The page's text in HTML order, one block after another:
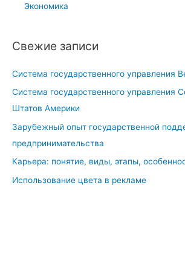
Экономика
Свежие записи
Система государственного управления
Система государственного управления
Штатов Америки
Зарубежный опыт государственной
предпринимательства
Карьера: понятие, виды, этапы,
Использование цвета в рекламе